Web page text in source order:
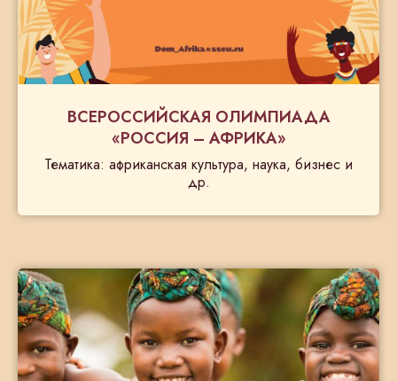
ВСЕРОССИЙСКАЯ ОЛИМПИАДА
«РОССИЯ – АФРИКА»
Тематика: африканская культура, наука, бизнес и
др.